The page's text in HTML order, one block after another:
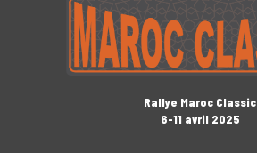
Rallye Maroc Classic
6-11 avril 2025